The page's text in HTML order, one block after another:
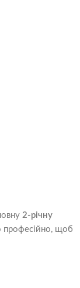
2-річну
професійно, щоб